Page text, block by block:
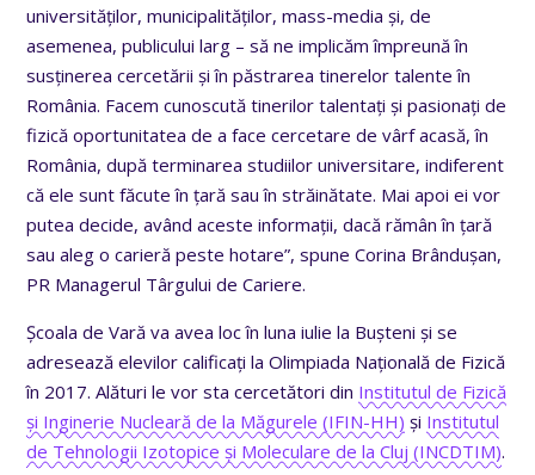
universităților, municipalităților, mass-media și, de
asemenea, publicului larg – să ne implicăm împreună în
susținerea cercetării și în păstrarea tinerelor talente în
România. Facem cunoscută tinerilor talentați și pasionați de
fizică oportunitatea de a face cercetare de vârf acasă, în
România, după terminarea studiilor universitare, indiferent
că ele sunt făcute în țară sau în străinătate. Mai apoi ei vor
putea decide, având aceste informații, dacă rămân în țară
sau aleg o carieră peste hotare”, spune Corina Brândușan,
PR Managerul Târgului de Cariere.
Școala de Vară va avea loc în luna iulie la Bușteni și se
adresează elevilor calificați la Olimpiada Națională de Fizică
în 2017. Alături le vor sta cercetători din Institutul de Fizică
și Inginerie Nucleară de la Măgurele (IFIN-HH) și Institutul
de Tehnologii Izotopice și Moleculare de la Cluj (INCDTIM).